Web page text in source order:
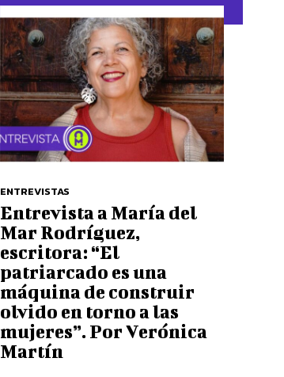
ENTREVISTAS
Entrevista a María del
Mar Rodríguez,
escritora: “El
patriarcado es una
máquina de construir
olvido en torno a las
mujeres”. Por Verónica
Martín